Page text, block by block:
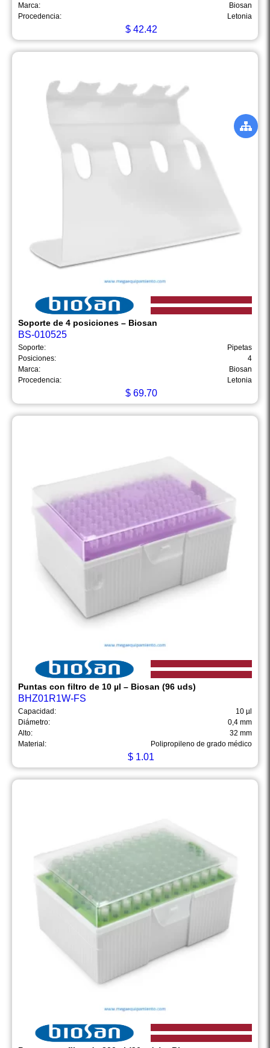
Marca:
Biosan
Procedencia:
Letonia
$42.42
Soporte de 4 posiciones – Biosan
BS-010525
Soporte:
Pipetas
Posiciones:
4
Marca:
Biosan
Procedencia:
Letonia
$69.70
Puntas con filtro de 10 µl – Biosan (96 uds)
BHZ01R1W-FS
Capacidad:
10 µl
Diámetro:
0,4 mm
Alto:
32 mm
Material:
Polipropileno de grado médico
$ 1.01